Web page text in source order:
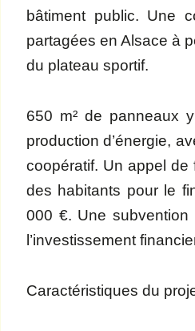
bâtiment public. Une
partagées en Alsace à
du plateau sportif.
650 m² de panneaux
production d’énergie,
coopératif. Un appel
des habitants pour le
000 €. Une subvention
l’investissement
Caractéristiques du